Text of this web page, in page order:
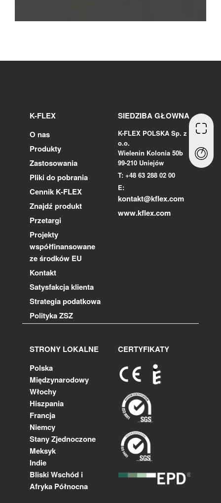
K-FLEX
O nas
Produkty
Zastosowania
Pliki do pobrania
Cennik K-FLEX
Znajdź produkt
Przetargi
Projekty
współfinansowane
ze środków EU
Kontakt
Satysfakcja klienta
Strategia podatkowa
Polityka ZSZ
SIEDZIBA GŁOWNA
K-FLEX POLSKA Sp. z
o.o.
Wielenin Kolonia 50b
99-210 Uniejów
T: +48 63 288 02 00
E:
kontakt@kflex.com
www.kflex.com
STRONY LOKALNE
Polska
Międzynarodowy
Włochy
Hiszpania
Francja
Niemcy
Stany Zjednoczone
Meksyk
Indie
Bliski Wschód i
Afryka Północna
CERTYFIKATY